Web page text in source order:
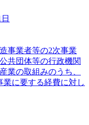
事業者等の2次事業
共団体等の行政機関
業の取組みのうち、
に要する経費に対し